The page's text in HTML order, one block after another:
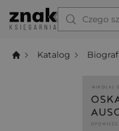
Czego
Katalog